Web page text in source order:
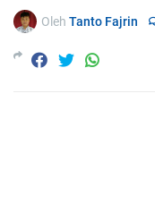
Oleh Tanto Fajrin